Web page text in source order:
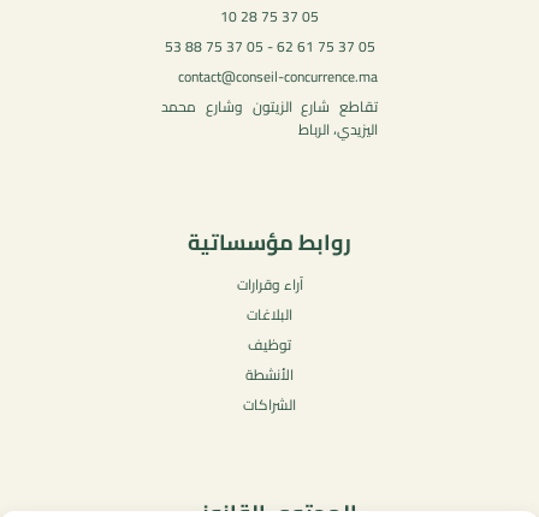
05 37 75 28 10
05 37 75 61 62 - 05 37 75 88 53
contact@conseil-concurrence.ma
تقاطع شارع الزيتون وشارع محمد
اليزيدي، الرباط
روابط مؤسساتية
آراء وقرارات
البلاغات
توظيف
الأنشطة
الشراكات